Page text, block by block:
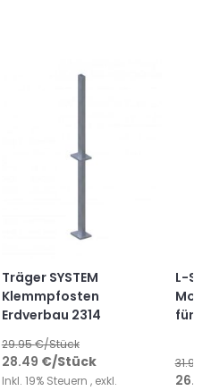
Träger SYSTEM
Klemmpfosten
Erdverbau 2314
29.95€/Stück
28.49 €/Stück
Inkl. 19% Steuern , exkl.
L-
für
31.95
26.89